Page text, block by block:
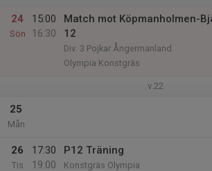
24
Sön
15:00
16:30
Match mot Köpmanholmen-
12
Div. 3 Pojkar Ångermanland
Olympia Konstgräs
v.22
25
Mån
26
Tis
17:30
19:00
P12 Träning
Konstgräs Olympia